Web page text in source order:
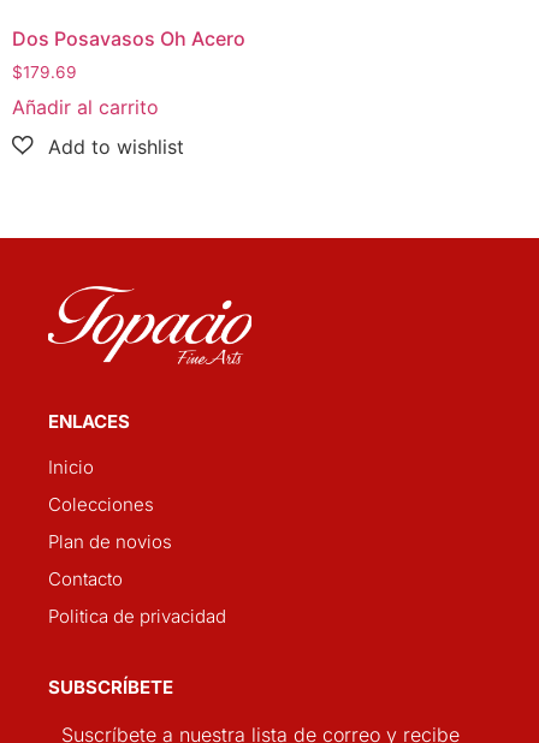
Dos Posavasos Oh Acero
$179.69
Añadir al carrito
ENLACES
Inicio
Colecciones
Plan de novios
Contacto
Politica de privacidad
SUBSCRÍBETE
Suscríbete a nuestra lista de correo y recibe